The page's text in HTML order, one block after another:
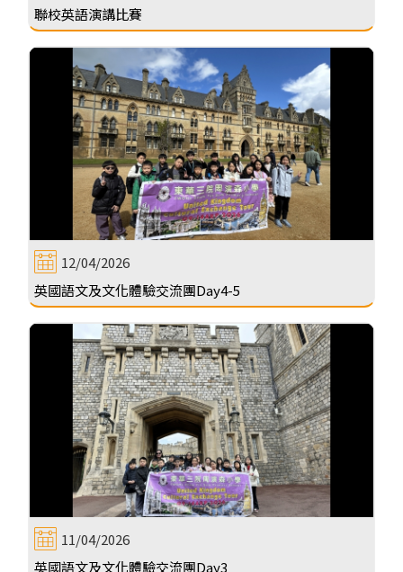
聯校英語演講比賽
12/04/2026
英國語文及文化體驗交流團Day4-5
11/04/2026
英國語文及文化體驗交流團Day3